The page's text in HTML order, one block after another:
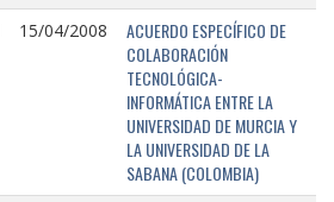
15/04/2008
ACUERDO ESPECÍFICO DE
COLABORACIÓN
TECNOLÓGICA-
INFORMÁTICA ENTRE LA
UNIVERSIDAD DE MURCIA Y
LA UNIVERSIDAD DE LA
SABANA (COLOMBIA)